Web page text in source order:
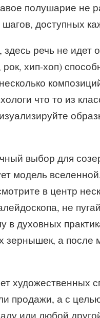
полушарие не
доступных
речь не
хип-хоп)
что то из
выбор для
модель
в центр
не
в духовных
зернышек, а после
художественных
продажи, а с
или любой